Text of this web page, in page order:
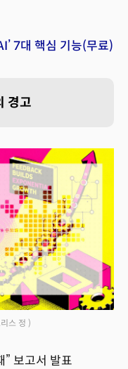
7대 핵심 기능(무료)
경고
스 정 )
” 보고서 발표